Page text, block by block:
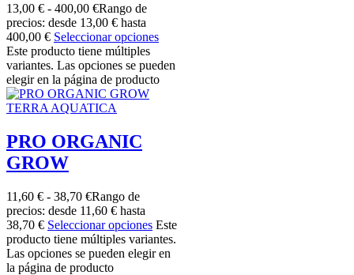
13,00 € - 400,00 €Rango de
precios: desde 13,00 € hasta
400,00 € Seleccionar opciones
Este producto tiene múltiples
variantes. Las opciones se pueden
elegir en la página de producto
TERRA AQUATICA
PRO ORGANIC
GROW
11,60 € - 38,70 €Rango de
precios: desde 11,60 € hasta
38,70 € Seleccionar opciones Este
producto tiene múltiples variantes.
Las opciones se pueden elegir en
la página de producto